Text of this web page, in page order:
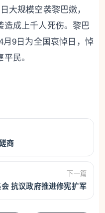
大规模空袭黎巴嫩，
造成上千人死伤。黎巴
月9日为全国哀悼日，悼
民。
商
下一篇
会 抗议政府推进修宪扩军